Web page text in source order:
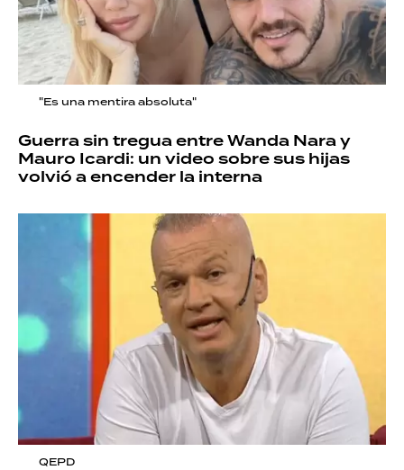
"Es una mentira absoluta"
Guerra sin tregua entre Wanda Nara y
Mauro Icardi: un video sobre sus hijas
volvió a encender la interna
QEPD